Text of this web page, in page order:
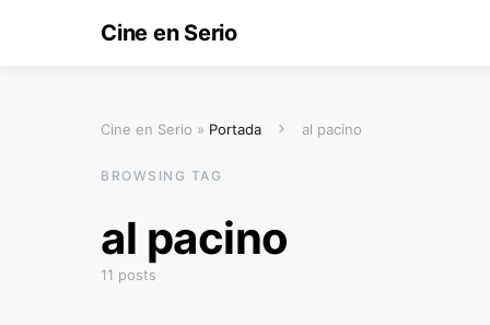
Cine en Serio
Cine en Serio » Portada al pacino
BROWSING TAG
al pacino
11 posts